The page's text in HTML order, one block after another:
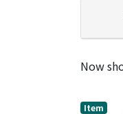
Now
Item